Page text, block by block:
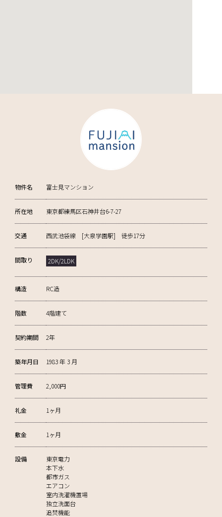
物件名 富士見マンション
所在地 東京都練馬区石神井台6-7-27
交通 西武池袋線 [大泉学園駅] 徒歩17分
間取り 2DK/2LDK
構造 RC造
階数 4階建て
契約期間 2年
築年月日 1983 年 3 月
管理費 2,000円
礼金 1ヶ月
敷金 1ヶ月
設備
東京電力
本下水
都市ガス
エアコン
室内洗濯機置場
独立洗面台
追焚機能